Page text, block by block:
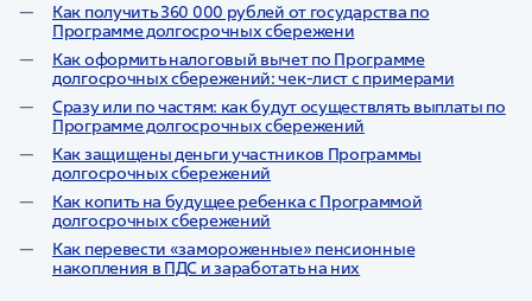
Как получить 360 000 рублей от государства по
Программе долгосрочных сбережени
Как оформить налоговый вычет по Программе
долгосрочных сбережений: чек-лист с примерами
Сразу или по частям: как будут осуществлять выплаты по
Программе долгосрочных сбережений
Как защищены деньги участников Программы
долгосрочных сбережений
Как копить на будущее ребенка с Программой
долгосрочных сбережений
Как перевести «замороженные» пенсионные
накопления в ПДС и заработать на них